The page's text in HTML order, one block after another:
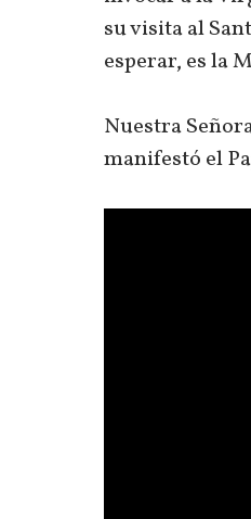
su visita al
esperar, es la
Nuestra
manifestó el